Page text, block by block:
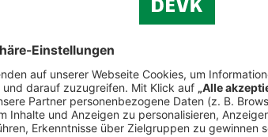
(ohne Verkehr)
Reiserecht
Bereich (Premium-Schutz)